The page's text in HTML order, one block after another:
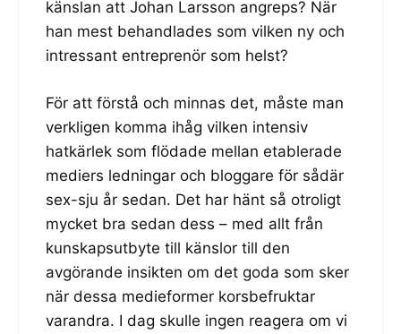
känslan att Johan Larsson angreps? När
han mest behandlades som vilken ny och
intressant entreprenör som helst?
För att förstå och minnas det, måste man
verkligen komma ihåg vilken intensiv
hatkärlek som flödade mellan etablerade
mediers ledningar och bloggare för sådär
sex-sju år sedan. Det har hänt så otroligt
mycket bra sedan dess – med allt från
kunskapsutbyte till känslor till den
avgörande insikten om det goda som sker
när dessa medieformer korsbefruktar
varandra. I dag skulle ingen reagera om vi